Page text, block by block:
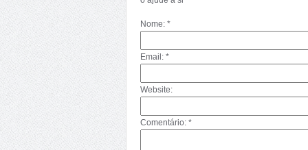
Nome: *
Email: *
Website:
Comentário: *